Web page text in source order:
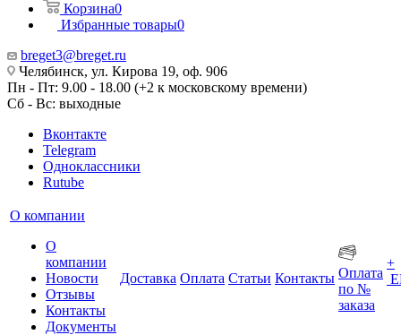
Корзина0
Избранные товары0
breget3@breget.ru
Челябинск, ул. Кирова 19, оф. 906
Пн - Пт: 9.00 - 18.00 (+2 к московскому времени)
Сб - Вс: выходные
Вконтакте
Telegram
Одноклассники
Rutube
О компании
О
компании
Новости
Отзывы
Контакты
Документы
Доставка Оплата Статьи Контакты Оплата
по №
заказа
+